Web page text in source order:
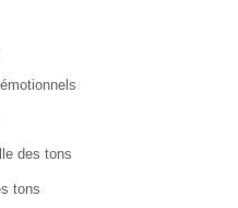
des tons
tons